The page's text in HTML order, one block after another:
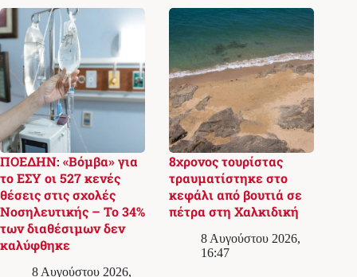
ΠΟΕΔΗΝ: «Βόμβα» για
το ΕΣΥ οι 527 κενές
θέσεις στις σχολές
Νοσηλευτικής – Το 34%
των διαθέσιμων δεν
καλύφθηκε
8 Αυγούστου 2026,
8χρονος τουρίστας
τραυματίστηκε στο
κεφάλι από βουτιά σε
πέτρα στη Χαλκιδική
8 Αυγούστου 2026,
16:47